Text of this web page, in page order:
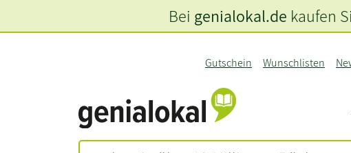
Gutschein Wunschlisten
Bei genialokal.de kaufen